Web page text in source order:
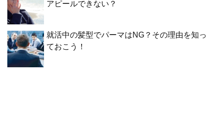
アピールできない？
就活中の髪型でパーマはNG？その理由を知っ
ておこう！